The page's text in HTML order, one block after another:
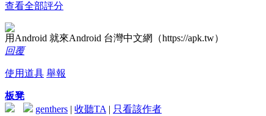
查看全部評分
用Android 就來Android 台灣中文網（https://apk.tw）
回覆
使用道具 舉報
板凳
genthers | 收聽TA | 只看該作者